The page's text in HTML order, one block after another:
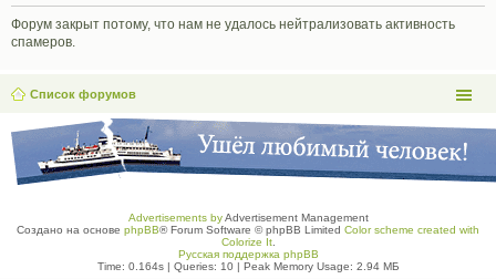
Форум закрыт потому, что нам не удалось нейтрализовать активность
спамеров.
Список форумов
Advertisements byAdvertisement Management
Создано на основе phpBB® Forum Software © phpBB Limited Color scheme created with
Colorize It.
Русская поддержка phpBB
Time: 0.164s| Queries: 10| Peak Memory Usage: 2.94 МБ